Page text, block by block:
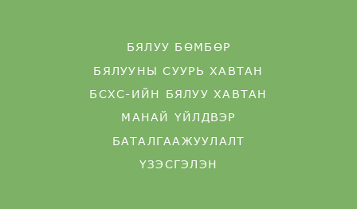
МАНАЙ ҮЙЛДВЭР
БАТАЛГААЖУУЛАЛТ
ҮЗЭСГЭЛЭН
ҮНЭГҮЙ дээж авахын тулд бидэнтэй
холбоо барина уу!